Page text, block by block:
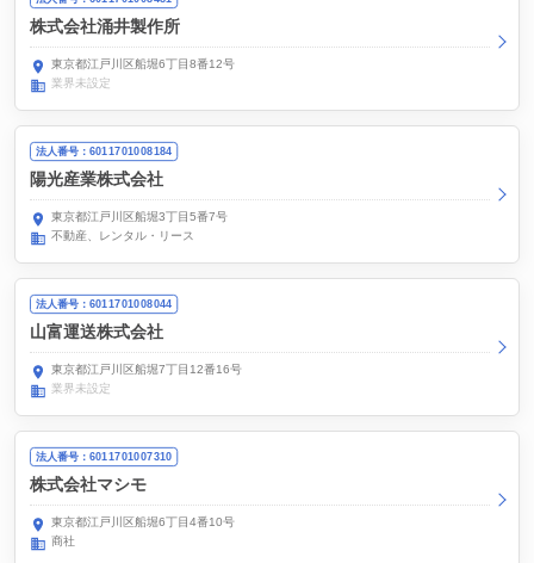
株式会社涌井製作所
東京都江戸川区船堀6丁目8番12号
業界未設定
法人番号：6011701008184
陽光産業株式会社
東京都江戸川区船堀3丁目5番7号
不動産、レンタル・リース
法人番号：6011701008044
山富運送株式会社
東京都江戸川区船堀7丁目12番16号
業界未設定
法人番号：6011701007310
株式会社マシモ
東京都江戸川区船堀6丁目4番10号
商社